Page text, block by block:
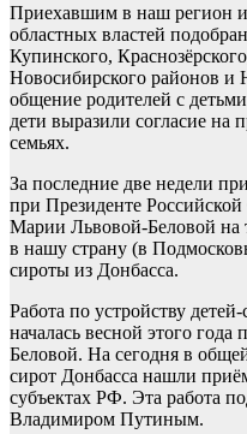
Приехавшим в наш регион
областных властей
Купинского,
Новосибирского районов и
общение родителей с
дети выразили согласие
семьях.
За последние две недели
при Президенте
Марии Львовой-Беловой на
в нашу страну (в
сироты из Донбасса.
Работа по устройству
началась весной этого
Беловой. На сегодня в
сирот Донбасса нашли
субъектах РФ. Эта работа
Владимиром Путиным.